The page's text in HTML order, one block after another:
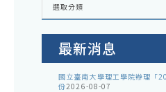
室
選取分類
最新消息
國立臺南大學理工學院辦理「
份2026-08-07